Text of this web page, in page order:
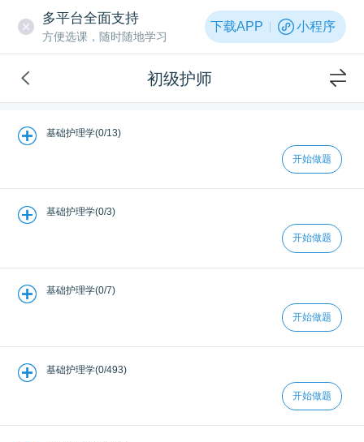
多平台全面支持
方便选课，随时随地学习
下载APP 小程序
初级护师
基础护理学(0/13)
开始做题
基础护理学(0/3)
开始做题
基础护理学(0/7)
开始做题
基础护理学(0/493)
开始做题